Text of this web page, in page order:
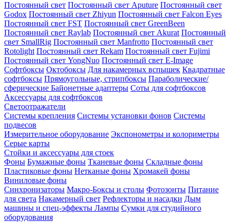
Постоянный свет Постоянный свет Aputure Постоянный свет
Godox Постоянный свет Zhiyun Постоянный свет Falcon Eyes
Постоянный свет FST Постоянный свет GreenBeen
Постоянный свет Raylab Постоянный свет Akurat Постоянный
свет SmallRig Постоянный свет Manfrotto Постоянный свет
Rotolight Постоянный свет Rekam Постоянный свет Fujimi
Постоянный свет YongNuo Постоянный свет E-Image
Софтбоксы Октобоксы Для накамерных вспышек Квадратные
софтбоксы Прямоугольные, стрипбоксы Параболические/
сферические Байонетныe адаптеры Соты для софтбоксов
Аксессуары для софтбоксов
Светоотражатели
Системы крепления Системы установки фонов Системы
подвесов
Измерительное оборудование Экспонометры и колориметры
Серые карты
Стойки и аксессуары для стоек
Фоны Бумажные фоны Тканевые фоны Складные фоны
Пластиковые фоны Нетканые фоны Хромакей фоны
Виниловые фоны
Синхронизаторы Макро-Боксы и столы Фотозонты Питание
для света Накамерный свет Рефлекторы и насадки Дым
машины и спец-эффекты Лампы Сумки для студийного
оборудования